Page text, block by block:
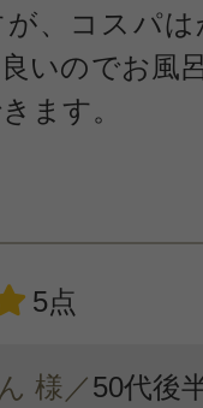
が、コスパ
いのでお風
ます。
5点
様／50代後